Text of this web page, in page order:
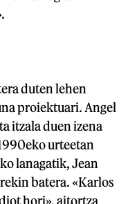
duten lehen
proiektuari. Angel
itzala duen izena
urteetan
lanagatik, Jean
batera. «Karlos
hori», aitortza